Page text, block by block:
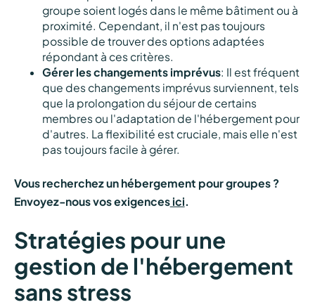
groupe soient logés dans le même bâtiment ou à
proximité. Cependant, il n'est pas toujours
possible de trouver des options adaptées
répondant à ces critères.
Gérer les changements imprévus: Il est fréquent
que des changements imprévus surviennent, tels
que la prolongation du séjour de certains
membres ou l'adaptation de l'hébergement pour
d'autres. La flexibilité est cruciale, mais elle n'est
pas toujours facile à gérer.
Vous recherchez un hébergement pour groupes ?
Envoyez-nous vos exigencesici.
Stratégies pour une
gestion de l'hébergement
sans stress